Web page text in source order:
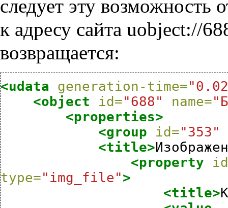
следует эту возможность
к адресу сайта uobject://
возвращается:
<udata generation-time=
<object
id="688" name=
<properties>
<group
id="353"
<title>
<property
type="img_file">
<title>